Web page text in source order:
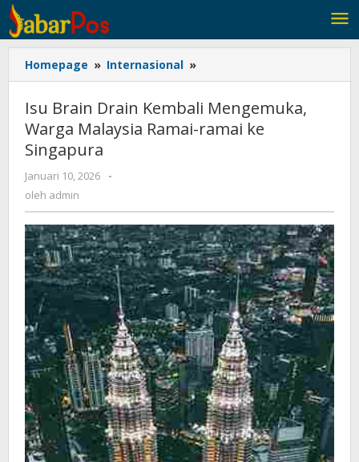
Lewati
ke
konten
Homepage » Internasional »
Brain
Kembali
Mengemuka,
ke
Singapura
Isu Brain Drain Kembali Mengemuka,
Warga Malaysia Ramai-ramai ke
Singapura
Januari 10, 2026
oleh
-
oleh admin